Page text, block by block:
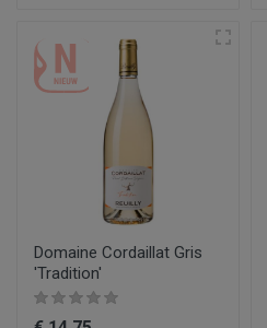
Domaine Cordaillat Gris
'Tradition'